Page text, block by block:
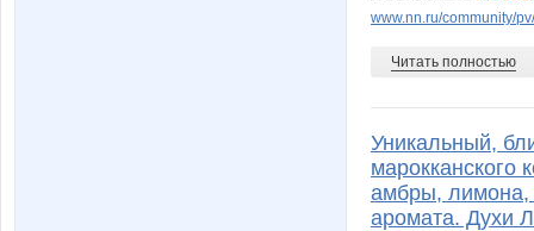
www.nn.ru/community/
Читать полностью
Уникальный,
марокканского
амбры, лимона,
аромата.